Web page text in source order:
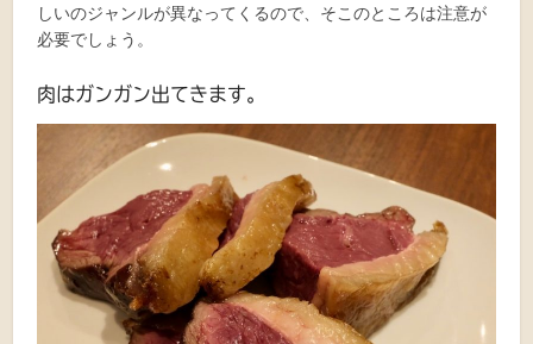
しいのジャンルが異なってくるので、そこのところは注意が
必要でしょう。
肉はガンガン出てきます。